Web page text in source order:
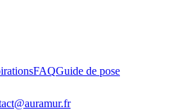
FAQGuide de pose